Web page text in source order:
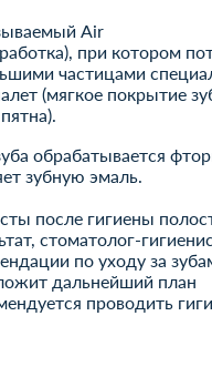
Air
при котором
частицами
(мягкое покрытие
обрабатывается
зубную эмаль.
после гигиены
стоматолог-
по уходу за
дальнейший план
проводить